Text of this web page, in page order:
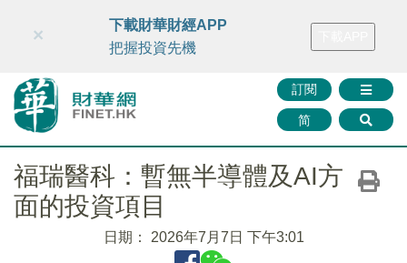
財華智庫網 FINTV FINMETA 財華證券 媒體矩陣
訂閱
简
×
下載財華財經APP
把握投資先機
福瑞醫科：暫無半導體及AI方
面的投資項目
日期： 2026年7月7日 下午3:01